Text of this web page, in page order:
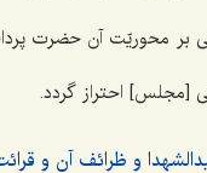
بر محوریّت آن حضرت
[مجلس] احتراز گردد.
و ظرائف آن و